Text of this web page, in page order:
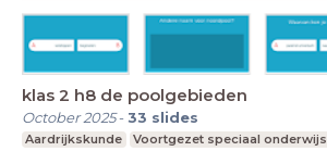
klas 2 h8 de poolgebieden
October 2025-33 slides
Aardrijkskunde Voortgezet speciaal onderwijs